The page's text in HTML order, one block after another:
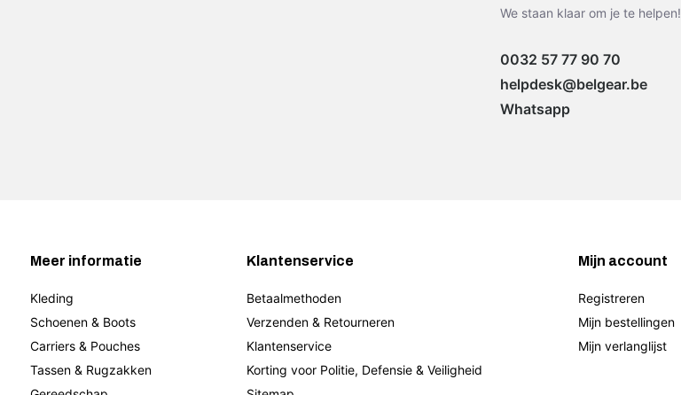
We staan klaar om je te helpen!
0032 57 77 90 70
helpdesk@belgear.be
Whatsapp
Meer informatie
Kleding
Schoenen & Boots
Carriers & Pouches
Tassen & Rugzakken
Klantenservice
Betaalmethoden
Verzenden & Retourneren
Klantenservice
Korting voor Politie, Defensie & Veiligheid
Mijn account
Registreren
Mijn bestellingen
Mijn verlanglijst